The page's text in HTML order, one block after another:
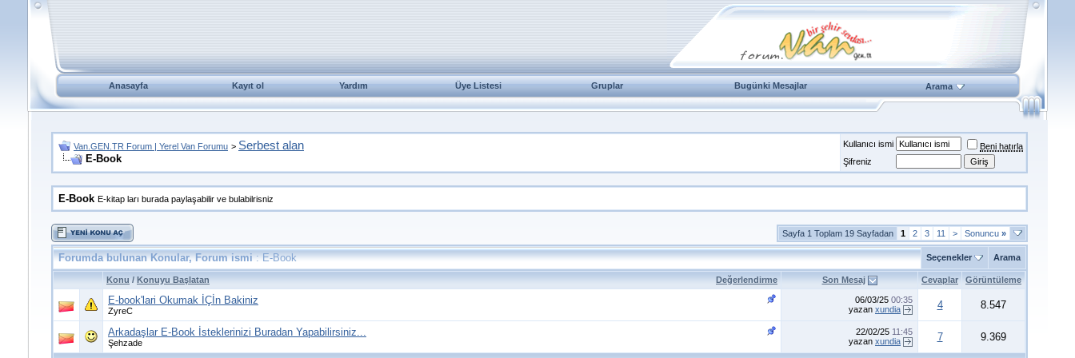
Anasayfa Kayıt ol Yardım Üye Listesi Gruplar Bugünki Mesajlar Arama
Van.GEN.TR Forum | Yerel Van Forumu > Serbest alan
E-Book
Kullanıcı ismi
Beni hatırla
Şifreniz
E-Book E-kitap ları burada paylaşabilir ve bulabilrisniz
Sayfa 1 Toplam 19 Sayfadan 1 2 3 11 > Sonuncu »
Forumda bulunan Konular, Forum ismi: E-Book Seçenekler Arama
Değerlendirme
Konu / Konuyu Başlatan Son Mesaj Cevaplar Görüntüleme
E-book'lari Okumak İÇİn Bakiniz
ZyreC
06/03/25 00:35
yazan xundia 4 8.547
Arkadaşlar E-Book İsteklerinizi Buradan Yapabilirsiniz...
Şehzade
22/02/25 11:45
yazan xundia 7 9.369